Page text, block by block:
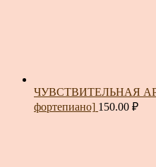
ЧУВСТВИТЕЛЬНАЯ
фортепиано] 150.00 ₽